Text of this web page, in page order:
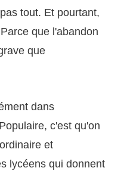
tout. Et pourtant,
que l'abandon
que
dans
c'est qu'on
et
lycéens qui donnent